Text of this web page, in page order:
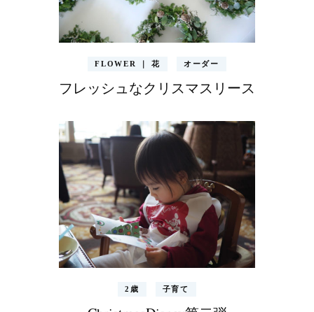
FLOWER ｜ 花 オーダー
フレッシュなクリスマスリース
2歳 子育て